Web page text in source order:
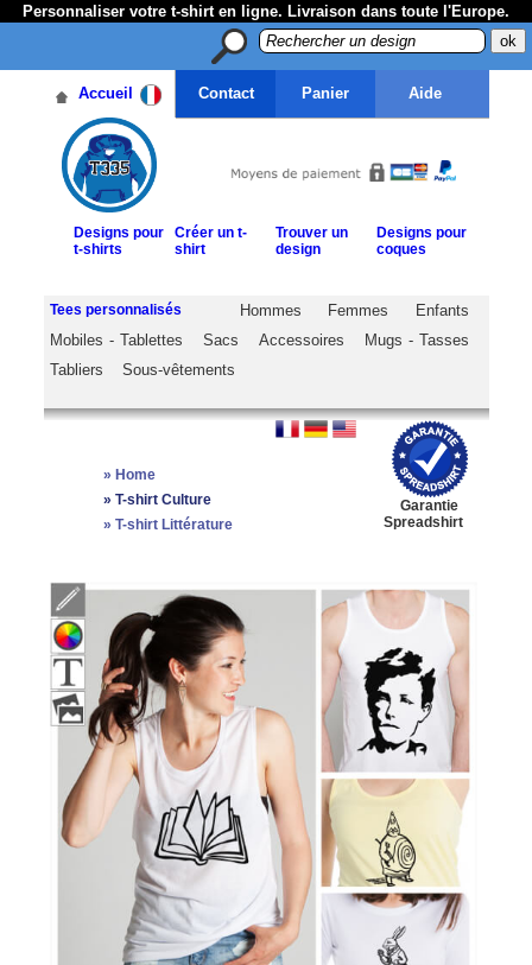
Personnaliser votre t-shirt en ligne. Livraison dans toute l'Europe.
Accueil Contact Panier Aide
Designs pour
t-shirts
Créer un t-
shirt
Trouver un
design
Designs pour
coques
Tees personnalisés Hommes Femmes
Enfants
Mobiles - Tablettes
Sacs Accessoires
Mugs - Tasses
Tabliers
Sous-vêtements
Garantie
Spreadshirt
» Home
» T-shirt Culture
» T-shirt Littérature